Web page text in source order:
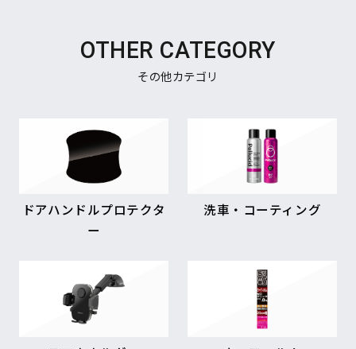
OTHER CATEGORY
その他カテゴリ
ドアハンドルプロテクタ
ー
洗車・コーティング